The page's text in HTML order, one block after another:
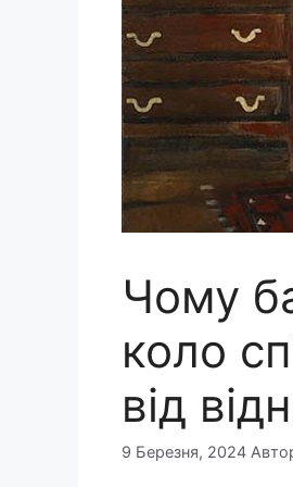
Чому
коло
від
9 Березня, 2024